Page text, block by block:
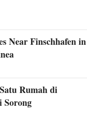
Near Finschhafen in
Rumah di
Sorong